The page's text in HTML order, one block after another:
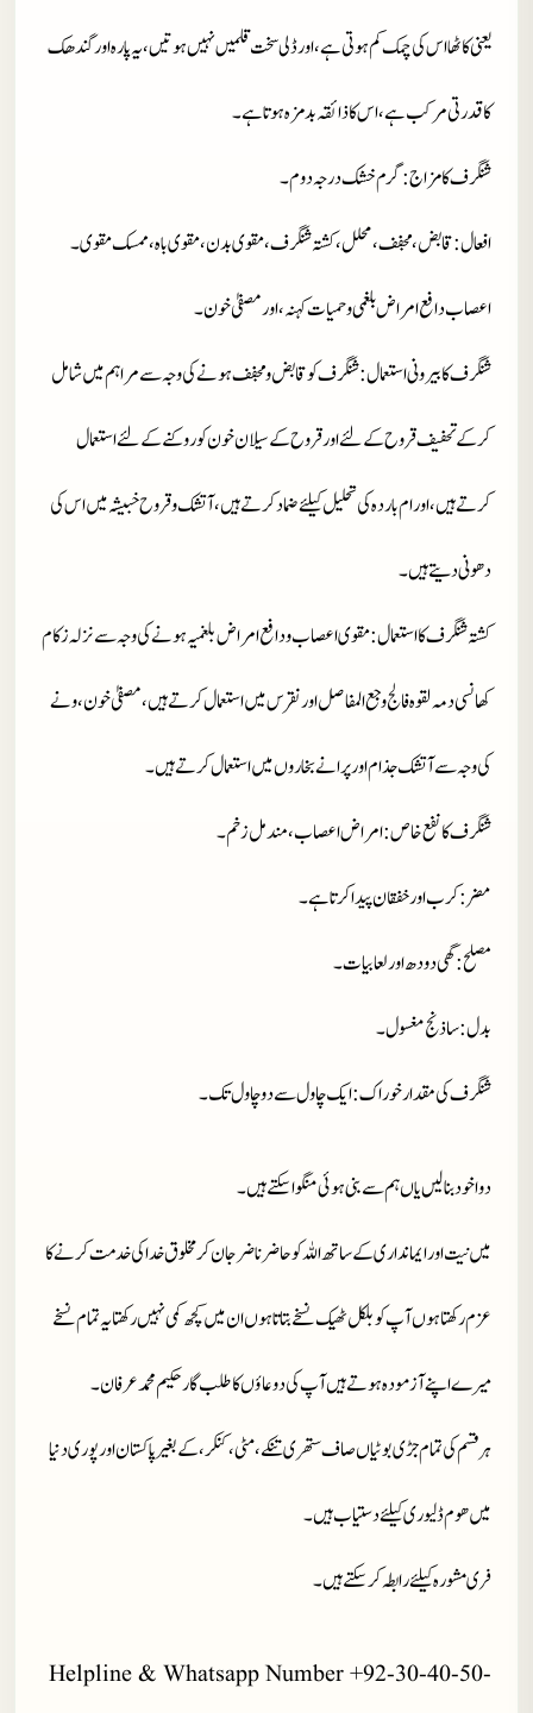
یعنی کاٹھا اس کی چمک کم ہوتی ہے، اور ڈلی سخت قلمیں نہیں ہوتیں، یہ پارہ اور گندھک
کا قدرتی مرکب ہے،اس کا ذائقہ بدمزہ ہوتا ہے۔
شنگرف کا مزاج : گرم خشک درجہ دوم۔
افعال: قابض، مجفف، محلل، کشتہ شنگرف، مقوی بدن، مقوی باہ، ممسک مقوی ۔
اعصاب دافع امراض بلغمی و حمیات کہنہ، اور مصفیٰ خون۔
شنگرف کا بیرونی استعمال : شنگرف کو قابض و مجفف ہونے کی وجہ سے مراہم میں شامل
کر کے تحفیف قروح کے لئے اور قروح کے سیلان خون کو روکنے کے لئے استعمال
کرتے ہیں، اورام باردہ کی تحلیل کیلئے ضماد کرتے ہیں، آتشک و قروح خبیشہ میں اس کی
دھونی دیتے ہیں۔
کشتہ شنگرف کا استعمال: مقوی اعصاب و دافع امراض بلغمیہ ہونے کی وجہ سے نزلہ زکام
کھانسی دمہ لقوہ فالج وجع المفاصل اور نقرس میں استعمال کرتے ہیں، مصفیٰ خون ،ونے
کی وجہ سے آتشک جذ ام اور پرانے بخاروں میں استعمال کرتے ہیں۔
شنگرف کا نفع خاص: امراض اعصاب، مندمل زخم۔
مضر: کرب اور خفقان پیدا کرتا ہے۔
مصلح: گھی دودھ اور لعابیات۔
بدل: ساذنج مغسول۔
شنگرف کی مقدار خوراک: ایک چاول سے دو چاول تک۔
دوا خود بنا لیں یاں ہم سے بنی ہوئی منگوا سکتے ہیں۔
میں نیت اور ایمانداری کے ساتھ اللہ کو حاضر ناضر جان کر مخلوق خدا کی خدمت کرنے کا
عزم رکھتا ہوں آپ کو بلکل ٹھیک نسخے بتاتا ہوں ان میں کچھ کمی نہیں رکھتا یہ تمام نسخے
میرے اپنے آزمودہ ہوتے ہیں آپ کی دوعاؤں کا طلب گار حکیم محمد عرفان۔
ہر قسم کی تمام جڑی بوٹیاں صاف ستھری تنکے، مٹی، کنکر، کے بغیر پاکستان اور پوری دنیا
میں ھوم ڈلیوری کیلئے دستیاب ہیں۔
فری مشورہ کیلئے رابطہ کر سکتے ہیں۔
Helpline & Whatsapp Number +92-30-40-50-